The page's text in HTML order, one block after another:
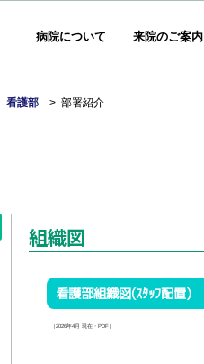
病院について 来院のご案内
看護部 >部署紹介
組織図
看護部組織図(ｽﾀｯﾌ配置)
（2026年4月 現在・PDF）